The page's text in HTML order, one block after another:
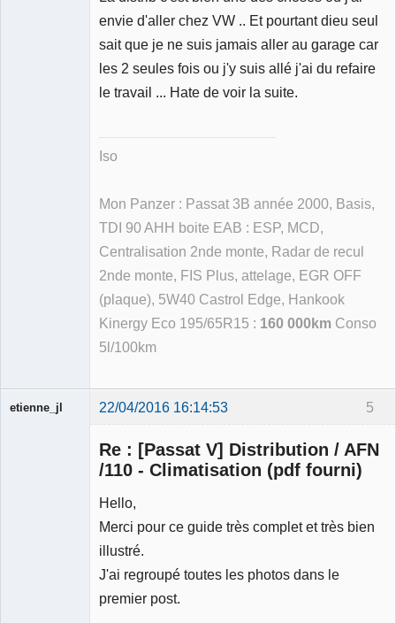
envie d'aller chez VW .. Et pourtant dieu seul
sait que je ne suis jamais aller au garage car
les 2 seules fois ou j'y suis allé j'ai du refaire
le travail ... Hate de voir la suite.
Iso
Mon Panzer : Passat 3B année 2000, Basis,
TDI 90 AHH boite EAB : ESP, MCD,
Centralisation 2nde monte, Radar de recul
2nde monte, FIS Plus, attelage, EGR OFF
(plaque), 5W40 Castrol Edge, Hankook
Kinergy Eco 195/65R15 : 160 000km Conso
5l/100km
5
etienne_jl 22/04/2016 16:14:53
Re : [Passat V] Distribution / AFN
/110 - Climatisation (pdf fourni)
Hello,
Merci pour ce guide très complet et très bien
illustré.
J'ai regroupé toutes les photos dans le
premier post.